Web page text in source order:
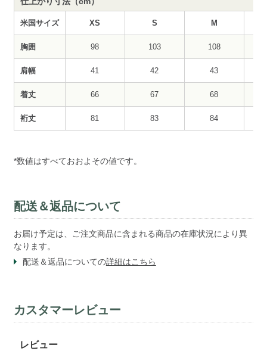
米国サイズ XS S M
胸囲 98 103 108
肩幅 41 42 43
着丈 66 67 68
裄丈 81 83 84
*数値はすべておおよその値です。
配送＆返品について
お届け予定は、ご注文商品に含まれる商品の在庫状況により異
なります。
配送＆返品についての詳細はこちら
カスタマーレビュー